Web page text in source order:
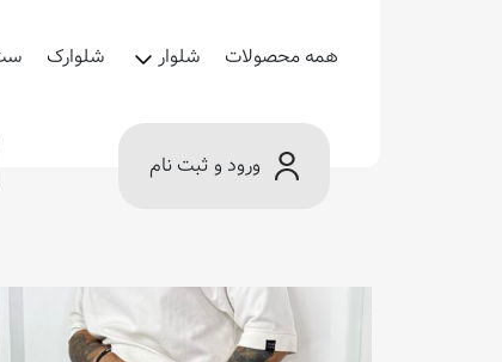
همه محصولات شلوار شلوارک
ورود و ثبت نام